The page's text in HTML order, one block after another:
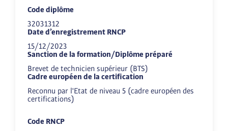
Code diplôme
32031312
Date d’enregistrement RNCP
15/12/2023
Sanction de la formation/Diplôme préparé
Brevet de technicien supérieur (BTS)
Cadre européen de la certification
Reconnu par l'Etat de niveau 5 (cadre européen des
certifications)
Code RNCP